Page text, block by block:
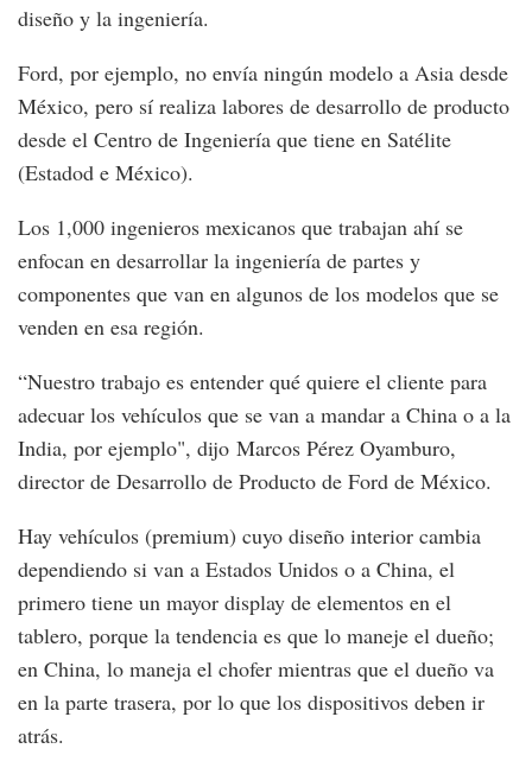
diseño y la ingeniería.
Ford, por ejemplo, no envía ningún modelo a Asia desde
México, pero sí realiza labores de desarrollo de producto
desde el Centro de Ingeniería que tiene en Satélite
(Estadod e México).
Los 1,000 ingenieros mexicanos que trabajan ahí se
enfocan en desarrollar la ingeniería de partes y
componentes que van en algunos de los modelos que se
venden en esa región.
“Nuestro trabajo es entender qué quiere el cliente para
adecuar los vehículos que se van a mandar a China o a la
India, por ejemplo", dijo Marcos Pérez Oyamburo,
director de Desarrollo de Producto de Ford de México.
Hay vehículos (premium) cuyo diseño interior cambia
dependiendo si van a Estados Unidos o a China, el
primero tiene un mayor display de elementos en el
tablero, porque la tendencia es que lo maneje el dueño;
en China, lo maneja el chofer mientras que el dueño va
en la parte trasera, por lo que los dispositivos deben ir
atrás.